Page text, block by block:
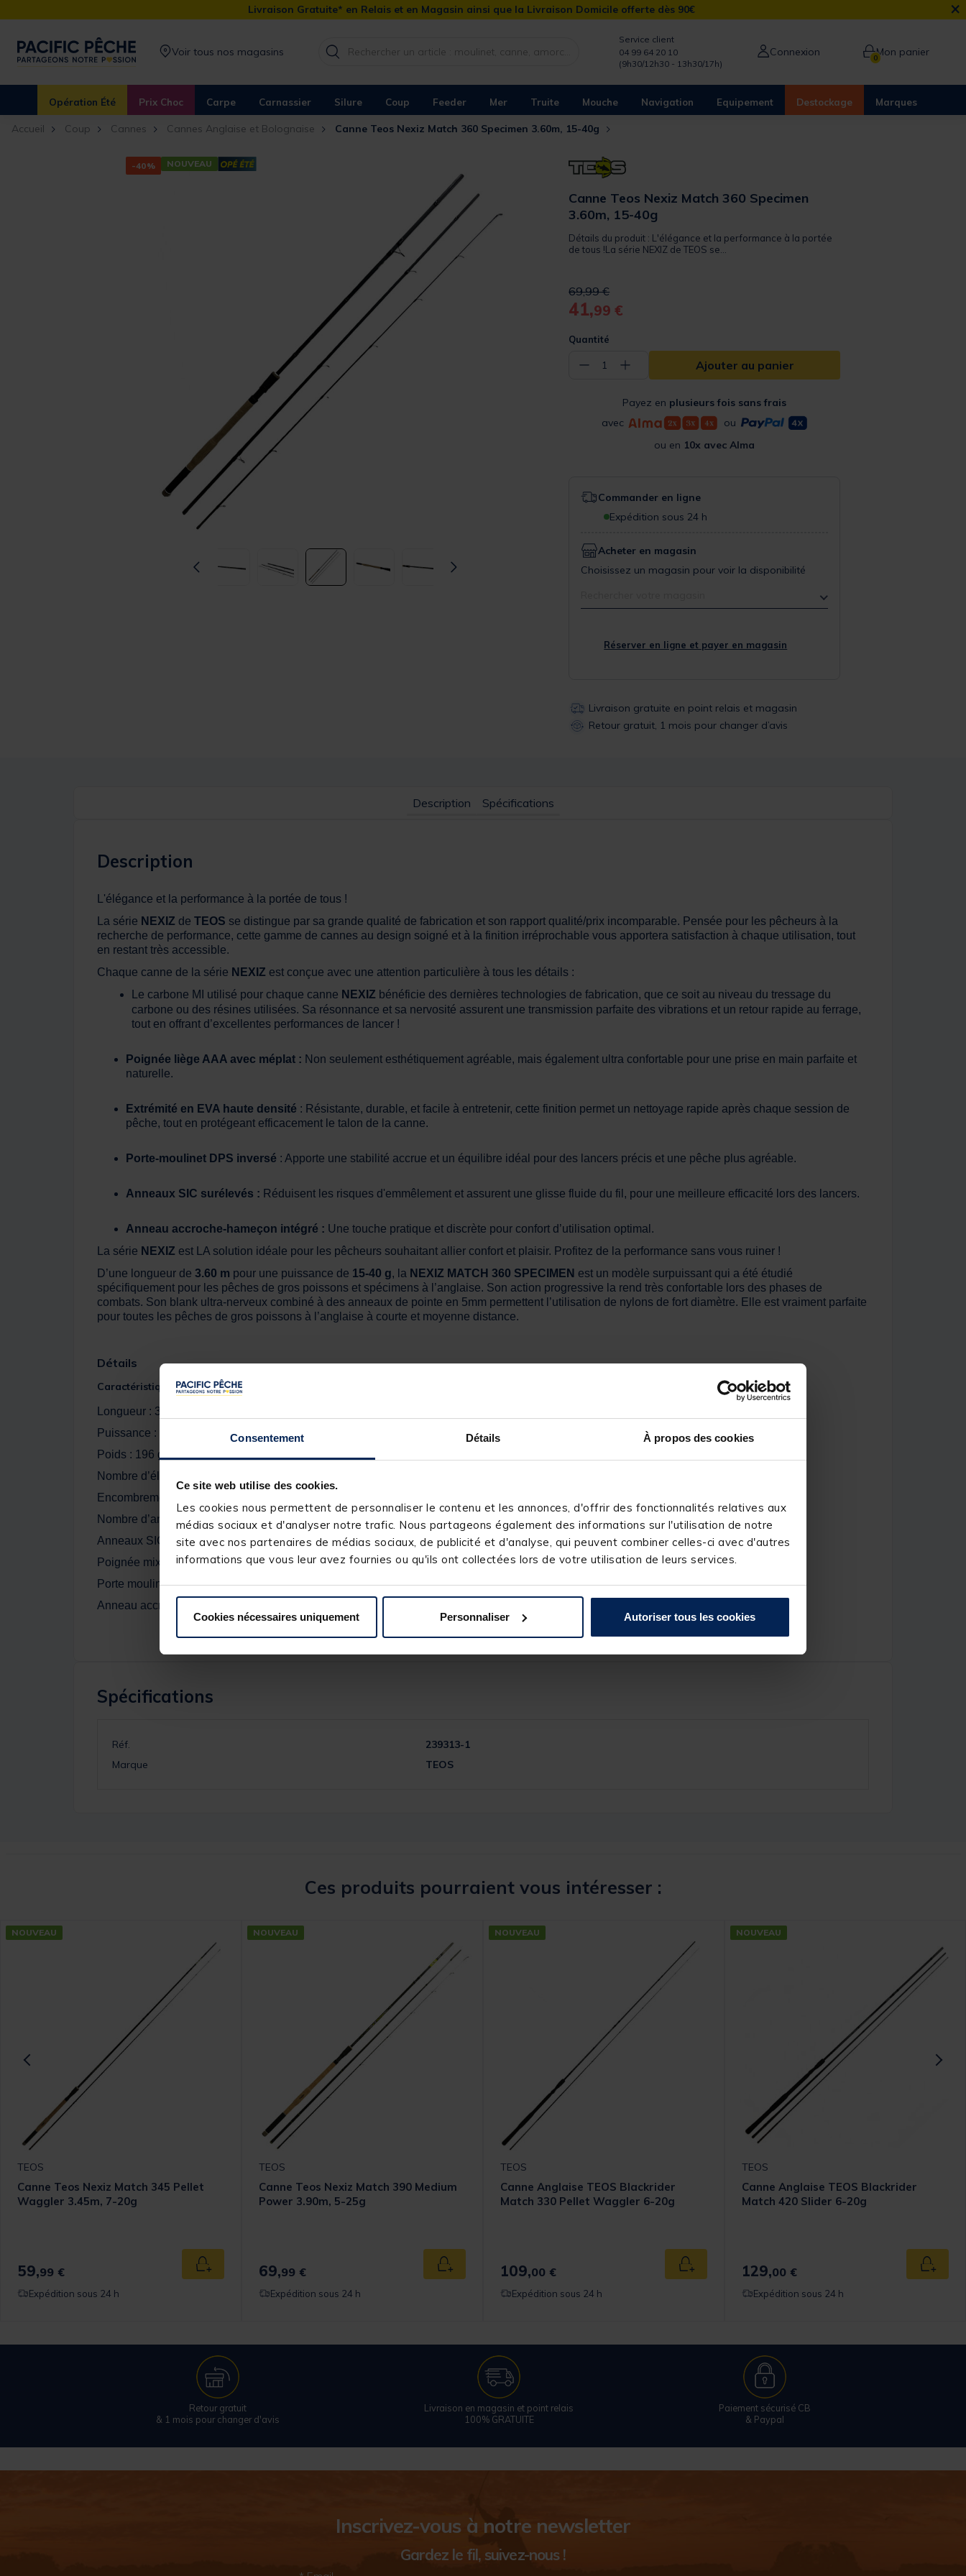
Consentement Détails À propos des cookies
Ce site web utilise des cookies.
Les cookies nous permettent de personnaliser le contenu et les annonces, d'offrir des fonctionnalités relatives aux
médias sociaux et d'analyser notre trafic. Nous partageons également des informations sur l'utilisation de notre
site avec nos partenaires de médias sociaux, de publicité et d'analyse, qui peuvent combiner celles-ci avec d'autres
informations que vous leur avez fournies ou qu'ils ont collectées lors de votre utilisation de leurs services.
Cookies nécessaires uniquement Personnaliser Autoriser tous les cookies
Livraison Gratuite* en Relais et en Magasin ainsi que la Livraison Domicile offerte dès 90€ ×
Voir tous nos magasins
Service client
04 99 64 20 10
(9h30/12h30 - 13h30/17h)
Connexion 0Mon panier
Opération Été Prix Choc Carpe Carnassier Silure Coup Feeder Mer Truite Mouche Navigation Equipement Destockage Marques
Accueil Coup Cannes Cannes Anglaise et Bolognaise Canne Teos Nexiz Match 360 Specimen 3.60m, 15-40g
-40% NOUVEAU
Canne Teos Nexiz Match 360 Specimen
3.60m, 15-40g
Détails du produit : L'élégance et la performance à la portée
de tous !La série NEXIZ de TEOS se...
Price reduced from
69,99 €to
41,99 €
Quantité
− 1 + Ajouter au panier
Payez en plusieurs fois sans frais
avec
ou
ou en 10x avec Alma
Commander en ligne
Expédition sous 24 h
Acheter en magasin
Choisissez un magasin pour voir la disponibilité
Réserver en ligne et payer en magasin
Livraison gratuite en point relais et magasin
Retour gratuit, 1 mois pour changer d’avis
Description Spécifications
Description
L'élégance et la performance à la portée de tous !
La série NEXIZ de TEOS se distingue par sa grande qualité de fabrication et son rapport qualité/prix incomparable. Pensée pour les pêcheurs à la
recherche de performance, cette gamme de cannes au design soigné et à la finition irréprochable vous apportera satisfaction à chaque utilisation, tout
en restant très accessible.
Chaque canne de la série NEXIZ est conçue avec une attention particulière à tous les détails :
Le carbone MI utilisé pour chaque canne NEXIZ bénéficie des dernières technologies de fabrication, que ce soit au niveau du tressage du
carbone ou des résines utilisées. Sa résonnance et sa nervosité assurent une transmission parfaite des vibrations et un retour rapide au ferrage,
tout en offrant d’excellentes performances de lancer !
Poignée liège AAA avec méplat : Non seulement esthétiquement agréable, mais également ultra confortable pour une prise en main parfaite et
naturelle.
Extrémité en EVA haute densité : Résistante, durable, et facile à entretenir, cette finition permet un nettoyage rapide après chaque session de
pêche, tout en protégeant efficacement le talon de la canne.
Porte-moulinet DPS inversé : Apporte une stabilité accrue et un équilibre idéal pour des lancers précis et une pêche plus agréable.
Anneaux SIC surélevés : Réduisent les risques d'emmêlement et assurent une glisse fluide du fil, pour une meilleure efficacité lors des lancers.
Anneau accroche-hameçon intégré : Une touche pratique et discrète pour confort d’utilisation optimal.
La série NEXIZ est LA solution idéale pour les pêcheurs souhaitant allier confort et plaisir. Profitez de la performance sans vous ruiner !
D’une longueur de 3.60 m pour une puissance de 15-40 g, la NEXIZ MATCH 360 SPECIMEN est un modèle surpuissant qui a été étudié
spécifiquement pour les pêches de gros poissons et spécimens à l’anglaise. Son action progressive la rend très confortable lors des phases de
combats. Son blank ultra-nerveux combiné à des anneaux de pointe en 5mm permettent l’utilisation de nylons de fort diamètre. Elle est vraiment parfaite
pour toutes les pêches de gros poissons à l’anglaise à courte et moyenne distance.
Détails
Caractéristiques :
Longueur : 3.60 m
Puissance : 15-40 g
Poids : 196 g
Nombre d’éléments : 3
Encombrement : 1.26 m
Nombre d’anneaux : 11
Anneaux SIC surélevés
Poignée mixte EVA/Liège AAA
Porte moulinet DPS inversé
Anneau accroche-hameçon
Spécifications
Réf.
239313-1
Marque
TEOS
Ces produits pourraient vous intéresser :
panier
NOUVEAU
TEOS
Canne Teos Nexiz Match 345 Pellet
Waggler 3.45m, 7-20g
59,99 € Ajouter au panier
Expédition sous 24 h
NOUVEAU
TEOS
Canne Teos Nexiz Match 390 Medium
Power 3.90m, 5-25g
69,99 € Ajouter au panier
Expédition sous 24 h
NOUVEAU
TEOS
Canne Anglaise TEOS Blackrider
Match 330 Pellet Waggler 6-20g
109,00 € Ajouter au panier
Expédition sous 24 h
NOUVEAU
TEOS
Canne Anglaise TEOS Blackrider
Match 420 Slider 6-20g
129,00 € Ajouter
Expédition sous 24 h
Retour gratuit
& 1 mois pour changer d'avis
Livraison en magasin et point relais
100% GRATUITE
Paiement sécurisé CB
& Paypal
Inscrivez-vous à notre newsletter
Gardez le fil, suivez-nous !